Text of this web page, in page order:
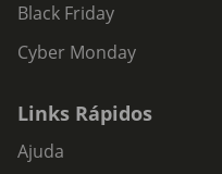
Black Friday
Cyber Monday
Links Rápidos
Ajuda